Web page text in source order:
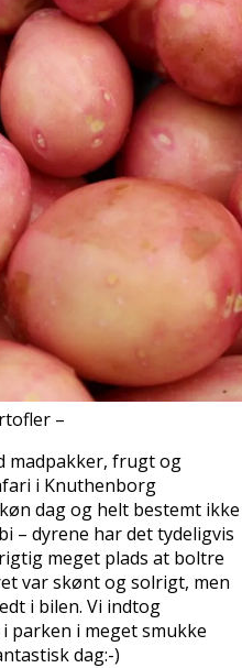
–
madpakker, frugt og
i Knuthenborg
dag og helt bestemt ikke
– dyrene har det tydeligvis
meget plads at boltre
var skønt og solrigt, men
i bilen. Vi indtog
parken i meget smukke
dag:-)